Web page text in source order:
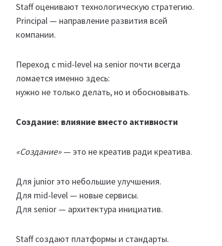
Staff оценивают технологическую стратегию.
Principal — направление развития всей
компании.
Переход с mid-level на senior почти всегда
ломается именно здесь:
нужно не только делать, но и обосновывать.
Создание: влияние вместо активности
«Создание» — это не креатив ради креатива.
Для junior это небольшие улучшения.
Для mid-level — новые сервисы.
Для senior — архитектура инициатив.
Staff создают платформы и стандарты.